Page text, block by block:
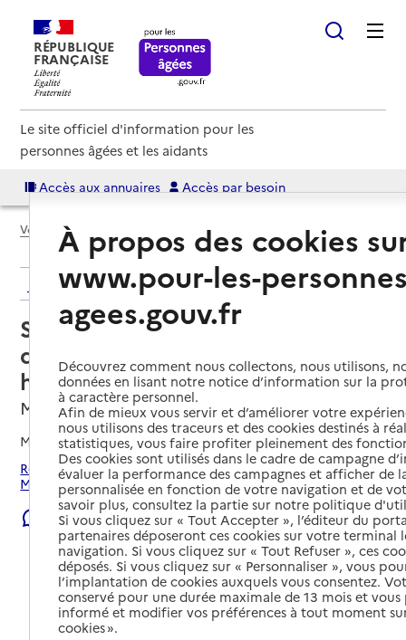
RÉPUBLIQUE
FRANÇAISE
Le site officiel d'information pour les
personnes âgées et les aidants
Accès aux annuaires Accès par besoin
Voir le fil d’Ariane
Retour aux résultats de l'annuaire
Service de soins infirmiers à
domicile – SSIAD - Centre
hospitalier de Martigues
Martigues, BOUCHES-DU-RHONE
Mis à jour le08/08/2026
Rechercher les établissements et services autour de
Martigues.
Signaler une erreur
À propos des cookies
www.pour-les-
agees.gouv.fr
Découvrez comment nous collectons, nous utilisons,
données en lisant notre notice d’information sur la
à caractère personnel.
Afin de mieux vous servir et d’améliorer votre
nous utilisons des traceurs et des cookies destinés à
statistiques, vous faire profiter pleinement des
Des cookies sont utilisés dans le cadre de campagne
évaluer la performance des campagnes et afficher de
personnalisée en fonction de votre navigation et de
savoir plus, consultez la partie sur notre politique
Si vous cliquez sur « Tout Accepter », l’éditeur du
partenaires déposeront ces cookies sur votre terminal
navigation. Si vous cliquez sur « Tout Refuser », ces
déposés. Si vous cliquez sur « Personnaliser », vous
l’implantation de cookies auxquels vous consentez.
conservé pour une durée maximale de 13 mois et
informé et modifier vos préférences à tout moment
cookies ».